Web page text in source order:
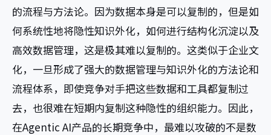
的流程与方法论。因为数据本身是可以复制的，但是如
何系统性地将隐性知识外化，如何进行结构化沉淀以及
高效数据管理，这是极其难以复制的。这类似于企业文
化，一旦形成了强大的数据管理与知识外化的方法论和
流程体系，即使竞争对手把这些数据和工具都复制过
去，也很难在短期内复制这种隐性的组织能力。因此，
在Agentic AI产品的长期竞争中，最难以攻破的不是数